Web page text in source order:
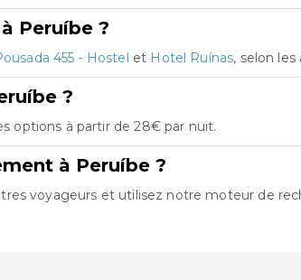
Peruíbe ?
455 - Hostel et Hotel Ruínas, selon les
?
options à partir de 28€ par nuit.
à Peruíbe ?
voyageurs et utilisez notre moteur de